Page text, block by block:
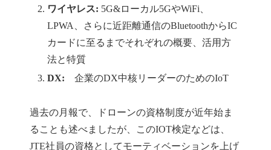
ワイヤレス: 5G&ローカル5GやWiFi、
LPWA、さらに近距離通信のBluetoothからIC
カードに至るまでそれぞれの概要、活用方
法と特質
DX:企業のDX中核リーダーのためのIoT
過去の月報で、ドローンの資格制度が近年始ま
ることも述べましたが、このIOT検定などは、
JTE社員の資格としてモーティベーションを上げ